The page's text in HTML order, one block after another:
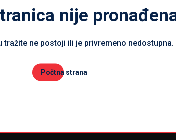
nije
tražite ne postoji ili je privremeno nedostupna.
Počtna strana